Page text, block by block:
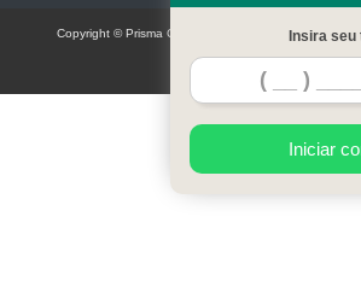
Insira seu
Iniciar
Copyright © Prisma Comunicação visual e eventos
W3C